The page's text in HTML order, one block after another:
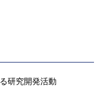
研究開発活動